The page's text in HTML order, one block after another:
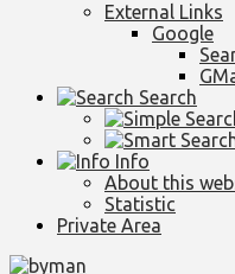
External Links
Google
Search
Info
About this
Statistic
Private Area